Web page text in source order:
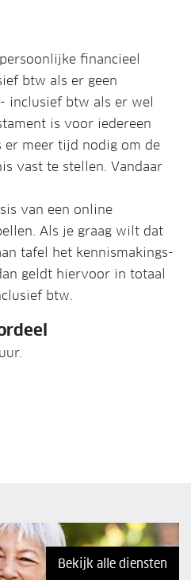
financieel
btw als er geen
inclusief btw als er wel
is voor iedereen
er meer tijd nodig om de
vast te stellen. Vandaar
van een online
Als je graag wilt dat
tafel het kennismakings-
geldt hiervoor in totaal
btw.
Bekijk alle diensten